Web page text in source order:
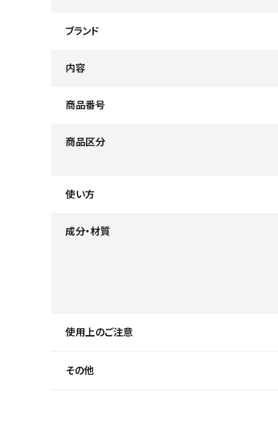
ブランド
内容
商品番号
商品区分
使い方
成分・材質
使用上のご注意
その他